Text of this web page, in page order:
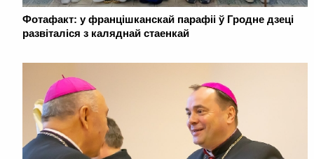
Фотафакт: у францішканскай парафіі ў Гродне дзеці
развіталіся з каляднай стаенкай